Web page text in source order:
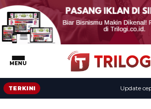
MENU
TERKINI Update